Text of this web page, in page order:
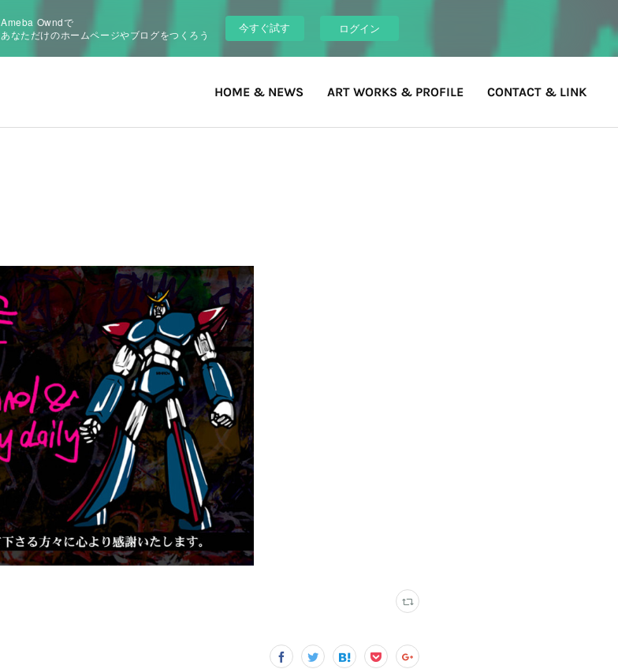
Ameba Owndで
あなただけのホームページやブログをつくろう
今すぐ試す ログイン
HOME & NEWS ART WORKS & PROFILE CONTACT & LINK